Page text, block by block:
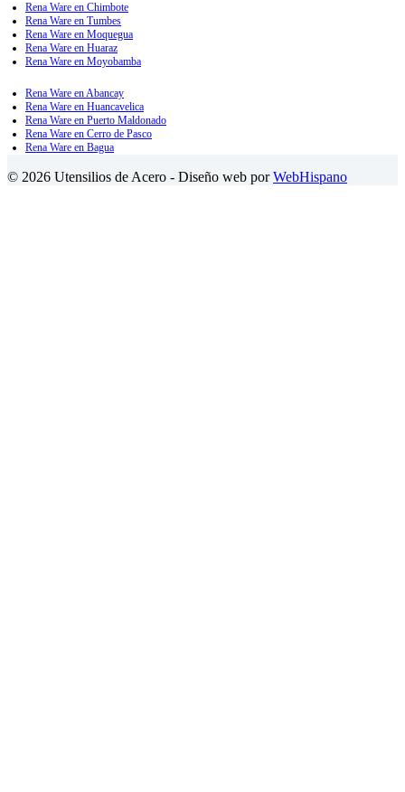
Rena Ware en Chimbote
Rena Ware en Tumbes
Rena Ware en Moquegua
Rena Ware en Huaraz
Rena Ware en Moyobamba
Rena Ware en Abancay
Rena Ware en Huancavelica
Rena Ware en Puerto Maldonado
Rena Ware en Cerro de Pasco
Rena Ware en Bagua
© 2026 Utensilios de Acero - Diseño web porWebHispano